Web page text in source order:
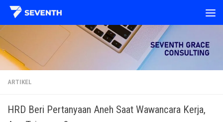
Skip to content
ARTIKEL
HRD Beri Pertanyaan Aneh Saat Wawancara Kerja,